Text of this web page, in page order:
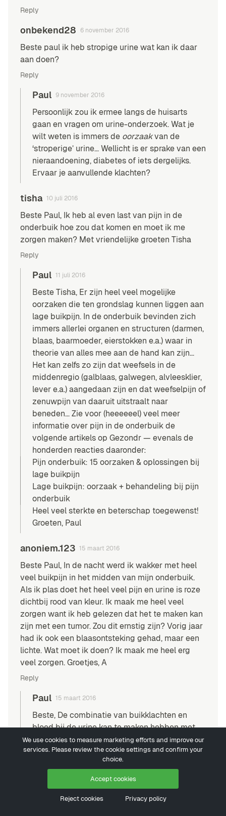
Reply
onbekend28 6 november 2016
Beste paul ik heb stropige urine wat kan ik daar
aan doen?
Reply
Paul 9 november 2016
Persoonlijk zou ik ermee langs de huisarts
gaan en vragen om urine-onderzoek. Wat je
wilt weten is immers de oorzaakvan de
‘stroperige’ urine… Wellicht is er sprake van een
nieraandoening, diabetes of iets dergelijks.
Ervaar je aanvullende klachten?
tisha 10 juli 2016
Beste Paul, Ik heb al even last van pijn in de
onderbuik hoe zou dat komen en moet ik me
zorgen maken? Met vriendelijke groeten Tisha
Reply
Paul 11 juli 2016
Beste Tisha, Er zijn heel veel mogelijke
oorzaken die ten grondslag kunnen liggen aan
lage buikpijn. In de onderbuik bevinden zich
immers allerlei organen en structuren (darmen,
blaas, baarmoeder, eierstokken e.a.) waar in
theorie van alles mee aan de hand kan zijn…
Het kan zelfs zo zijn dat weefsels in de
middenregio (galblaas, galwegen, alvleesklier,
lever e.a.) aangedaan zijn en dat weefselpijn of
zenuwpijn van daaruit uitstraalt naar
beneden… Zie voor (heeeeeel) veel meer
informatie over pijn in de onderbuik de
volgende artikels op Gezondr — evenals de
honderden reacties daaronder:
Pijn onderbuik: 15 oorzaken & oplossingen bij
lage buikpijn
Lage buikpijn: oorzaak + behandeling bij pijn
onderbuik
Heel veel sterkte en beterschap toegewenst!
Groeten, Paul
anoniem.123 15 maart 2016
Beste Paul, In de nacht werd ik wakker met heel
veel buikpijn in het midden van mijn onderbuik.
Als ik plas doet het heel veel pijn en urine is roze
dichtbij rood van kleur. Ik maak me heel veel
zorgen want ik heb gelezen dat het te maken kan
zijn met een tumor. Zou dit ernstig zijn? Vorig jaar
had ik ook een blaasontsteking gehad, maar een
lichte. Wat moet ik doen? Ik maak me heel erg
veel zorgen. Groetjes, A
Reply
Paul 15 maart 2016
Beste, De combinatie van buikklachten en
bloed bij de urine kan te maken hebben met
de natuurlijke menstruatiecyclus, maar indien
je reeds geruime tijd menstrueert, zou je dit tot
op zekere hoogte moeten herkennen en op
waarde kunnen schatten. Daarnaast zijn er
allerlei complicaties ten aanzien van
urineblaas, baarmoeder, eierstokken en
We use cookies to measure marketing efforts and improve our
services. Please review the cookie settings and confirm your
choice.
Accept cookies
Reject cookies Privacy policy